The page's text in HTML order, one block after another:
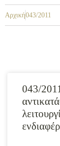
Αρχική043/2011
043/